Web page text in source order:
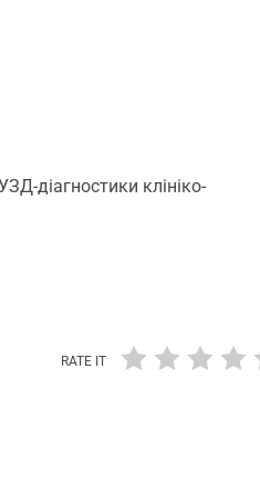
діагностики клініко-
RATE IT